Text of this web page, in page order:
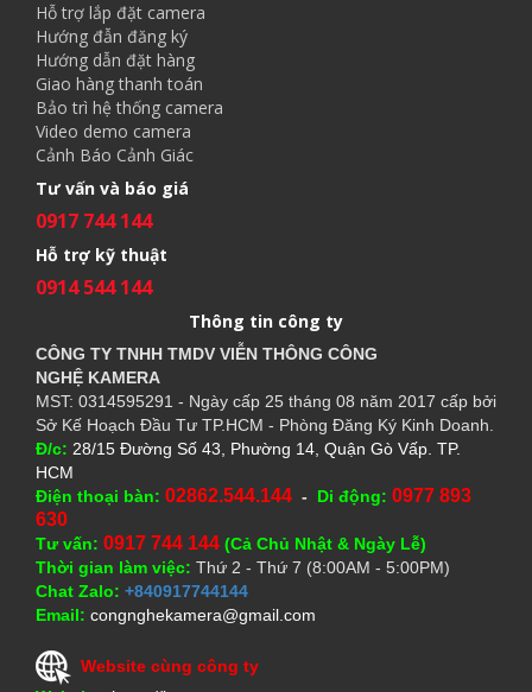
Hỗ trợ lắp đặt camera
Hướng đẫn đăng ký
Hướng dẫn đặt hàng
Giao hàng thanh toán
Bảo trì hệ thống camera
Video demo camera
Cảnh Báo Cảnh Giác
Tư vấn và báo giá
0917 744 144
Hỗ trợ kỹ thuật
0914 544 144
Thông tin công ty
CÔNG TY TNHH TMDV VIỄN THÔNG CÔNG
NGHỆ KAMERA
MST: 0314595291 - Ngày cấp 25 tháng 08 năm 2017 cấp bởi
Sở Kế Hoạch Đầu Tư TP.HCM - Phòng Đăng Ký Kinh Doanh.
Đ/c: 28/15 Đường Số 43, Phường 14, Quận Gò Vấp. TP.
HCM
Điện thoại bàn: 02862.544.144 - Di động: 0977 893
630
Tư vấn: 0917 744 144 (Cả Chủ Nhật & Ngày Lễ)
Thời gian làm việc: Thứ 2 - Thứ 7 (8:00AM - 5:00PM)
Chat Zalo: +840917744144
Email: congnghekamera@gmail.com
Website cùng công ty